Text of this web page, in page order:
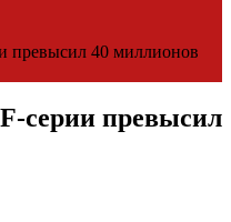
превысил 40 миллионов
серии превысил